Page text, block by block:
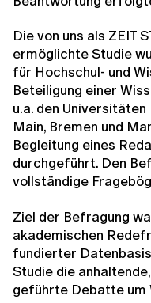
Die von uns als ZEIT
ermöglichte Studie
für Hochschul- und
Beteiligung einer
u.a. den
Main, Bremen und
Begleitung eines
durchgeführt. Den
vollständige
Ziel der Befragung
akademischen
fundierter
Studie die
geführte Debatte